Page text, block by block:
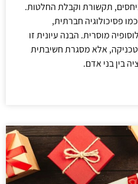
תקשורת וקבלת החלטות.
פסיכולוגיה חברתית,
מוסרית. הבנה עיונית זו
אלא מסגרת חשיבתית
בין בני אדם.